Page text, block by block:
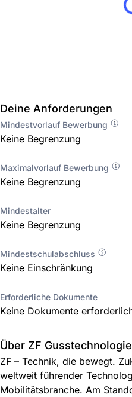
Deine Anforderungen
Mindestvorlauf Bewerbung
Keine Begrenzung
Maximalvorlauf Bewerbung
Keine Begrenzung
Mindestalter
Keine Begrenzung
Mindestschulabschluss
Keine Einschränkung
Erforderliche Dokumente
Keine Dokumente
Über ZF
ZF – Technik, die bewegt.
weltweit führender
Mobilitätsbranche. Am